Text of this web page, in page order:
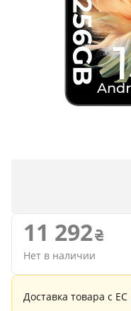
11 292
Нет в наличии
Доставка товара с ЕС